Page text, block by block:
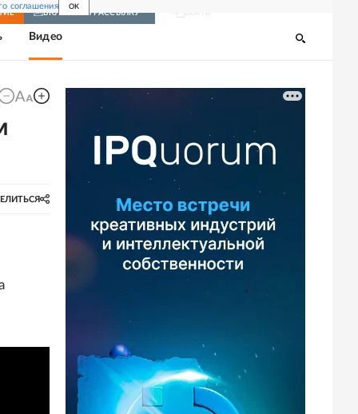
соглашения OK
ВКЛЮЧИТЬ РАССЫЛКУ
Видео